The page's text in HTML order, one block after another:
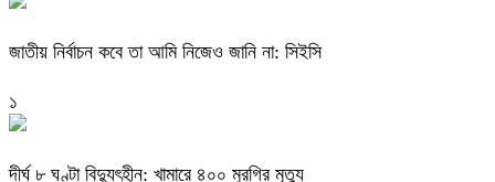
জাতীয় নির্বাচন কবে তা আমি নিজেও জানি না: সিইসি
১
দীর্ঘ ৮ ঘণ্টা বিদ্যুৎহীন: খামারে ৪০০ মুরগির মৃত্যু